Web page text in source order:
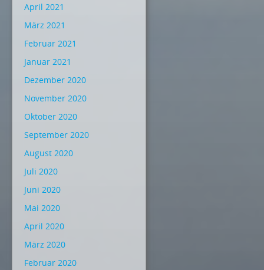
April 2021
März 2021
Februar 2021
Januar 2021
Dezember 2020
November 2020
Oktober 2020
September 2020
August 2020
Juli 2020
Juni 2020
Mai 2020
April 2020
März 2020
Februar 2020